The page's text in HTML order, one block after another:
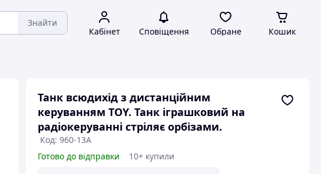
Знайти
Кабінет Сповіщення Обране Кошик
Танк всюдихід з дистанційним
керуванням TOY. Танк іграшковий на
радіокеруванні стріляє орбізами.
Код: 960-13A
Готово до відправки
10+ купили